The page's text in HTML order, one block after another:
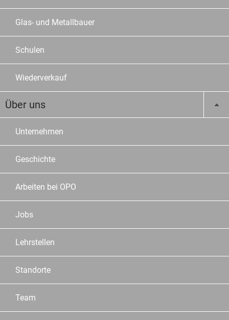
Glas- und Metallbauer
Schulen
Wiederverkauf
Über uns
Unternehmen
Geschichte
Arbeiten bei OPO
Jobs
Lehrstellen
Standorte
Team